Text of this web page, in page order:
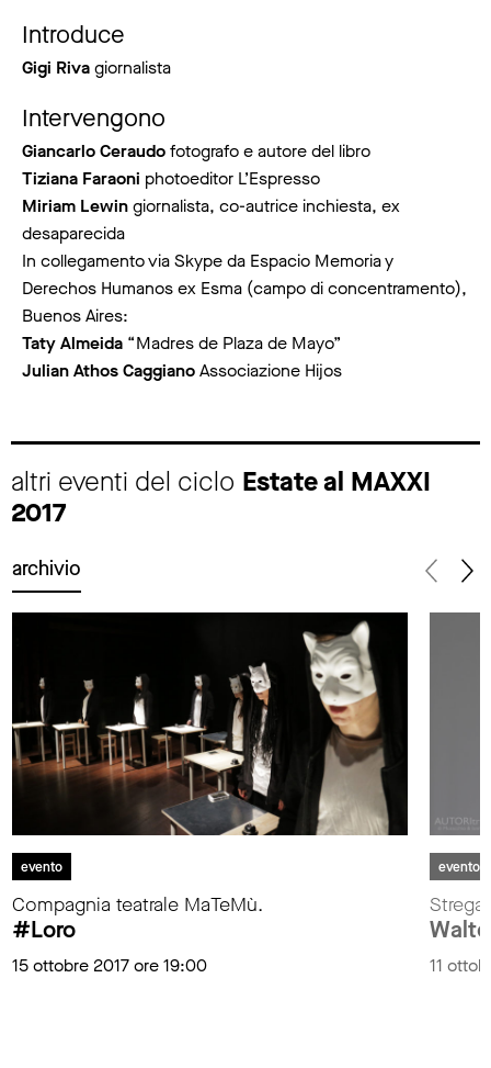
Introduce
Gigi Rivagiornalista
Intervengono
Giancarlo Ceraudofotografo e autore del libro
Tiziana Faraoni photoeditor L’Espresso
Miriam Lewingiornalista, co-autrice inchiesta, ex
desaparecida
In collegamento via Skype da Espacio Memoria y
Derechos Humanos ex Esma (campo di concentramento),
Buenos Aires:
Taty Almeida “Madres de Plaza de Mayo”
Julian Athos CaggianoAssociazione Hijos
altri eventi del ciclo Estate al MAXXI
2017
archivio
evento
Compagnia teatrale MaTeMù.
#Loro
15 ottobre 2017 ore 19:00
evento
11